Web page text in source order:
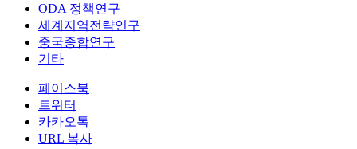
ODA 정책연구
세계지역전략연구
중국종합연구
기타
페이스북
트위터
카카오톡
URL 복사